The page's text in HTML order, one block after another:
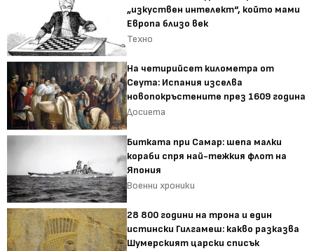
„изкуствен интелект“, който мами
Европа близо век
Техно
На четирийсет километра от
Сеута: Испания изселва
новопокръстените през 1609 година
Досиета
Битката при Самар: шепа малки
кораби спря най-тежкия флот на
Япония
Военни хроники
28 800 години на трона и един
истински Гилгамеш: какво разказва
Шумерският царски списък